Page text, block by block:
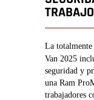
TRABAJO
La
Van 2025
seguridad y
una Ram
trabajadores